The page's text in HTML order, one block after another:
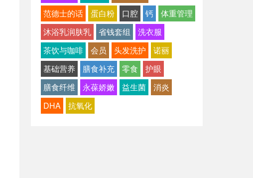
范德士的话
蛋白粉 口腔 钙
体重管理
沐浴乳润肤乳
省钱套组
洗衣服
茶饮与咖啡
会员 头发洗护
诺丽
基础营养
膳食补充 零食
护眼
膳食纤维
永葆娇嫩 益生菌
消炎
DHA
抗氧化